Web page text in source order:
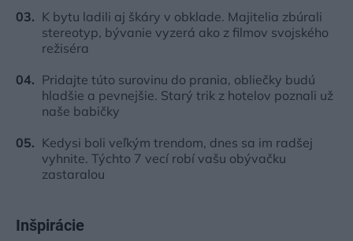
K bytu ladili aj škáry v obklade. Majitelia zbúrali
stereotyp, bývanie vyzerá ako z filmov svojského
režiséra
Pridajte túto surovinu do prania, obliečky budú
hladšie a pevnejšie. Starý trik z hotelov poznali už
naše babičky
Kedysi boli veľkým trendom, dnes sa im radšej
vyhnite. Týchto 7 vecí robí vašu obývačku
zastaralou
Inšpirácie